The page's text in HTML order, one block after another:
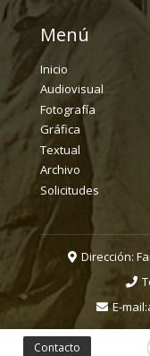
Contacto
Menú
Inicio
Audiovisual
Fotografía
Gráfica
Textual
Archivo
Solicitudes
Dirección:
E-mail: